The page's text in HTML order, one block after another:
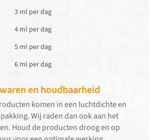
3 ml per dag
4 ml per dag
5 ml per dag
6 ml per dag
en houdbaarheid
komen in een luchtdichte en
Wij raden dan ook aan het
Houd de producten droog en op